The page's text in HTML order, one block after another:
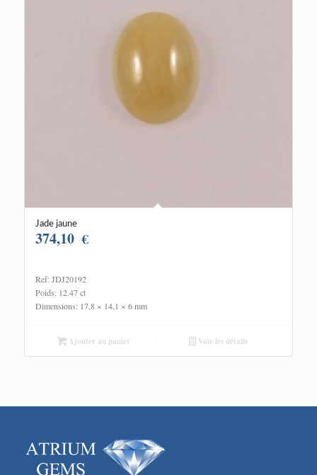
Jade jaune
374,10 €
Ref: JDJ20192
Poids: 12.47 ct
Dimensions: 17,8 × 14,1 × 6 mm
Ajouter au panier Voir les détails